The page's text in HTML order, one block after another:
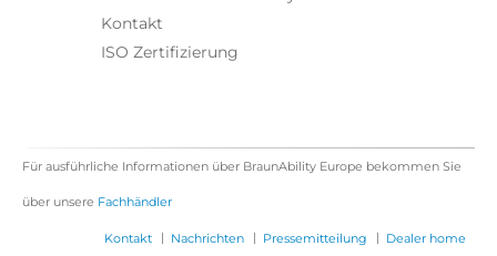
Kontakt
ISO Zertifizierung
Für ausführliche Informationen über BraunAbility Europe bekommen Sie
über unsere Fachhändler
Kontakt | Nachrichten | Pressemitteilung | Dealer home